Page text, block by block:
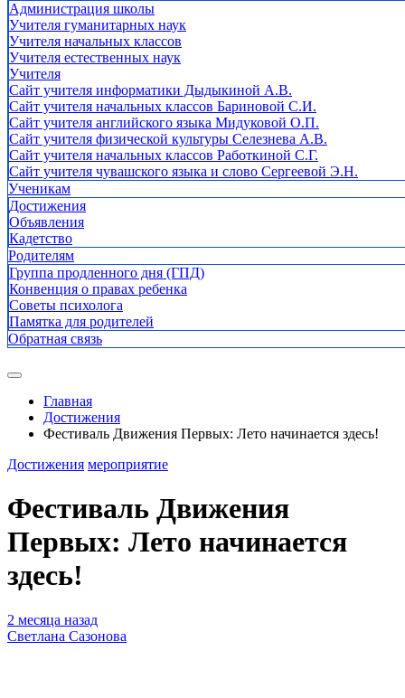
Администрация школы
Учителя гуманитарных наук
Учителя начальных классов
Учителя естественных наук
Учителя
Cайт учителя информатики Дыдыкиной А.В.
Сайт учителя начальных классов Бариновой С.И.
Сайт учителя английского языка Мидуковой О.П.
Сайт учителя физической культуры Селезнева А.В.
Сайт учителя начальных классов Работкиной С.Г.
Сайт учителя чувашского языка и слово Сергеевой Э.Н.
Ученикам
Достижения
Объявления
Кадетство
Родителям
Группа продленного дня (ГПД)
Конвенция о правах ребенка
Советы психолога
Памятка для родителей
Обратная связь
Главная
Достижения
Фестиваль Движения Первых: Лето начинается здесь!
Достижения мероприятие
Фестиваль Движения
Первых: Лето начинается
здесь!
2 месяца назад
Светлана Сазонова